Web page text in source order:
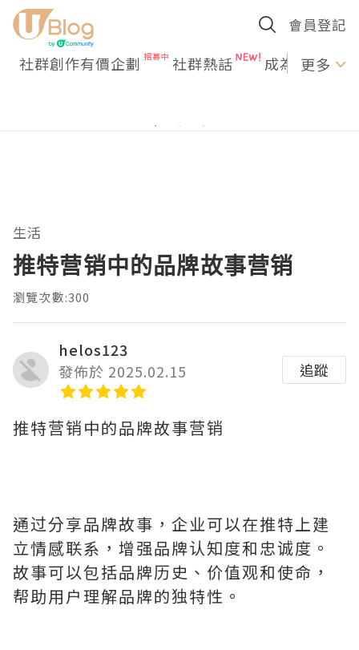
會員登記
社群創作有價企劃 社群熱話 成為U更多
生活
推特营销中的品牌故事营销
瀏覽次數:300
helos123
發佈於 2025.02.15
追蹤
推特营销中的品牌故事营销
通过分享品牌故事，企业可以在推特上建
立情感联系，增强品牌认知度和忠诚度。
故事可以包括品牌历史、价值观和使命，
帮助用户理解品牌的独特性。